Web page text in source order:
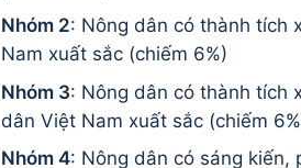
Nhóm 2: Nông dân có thành tích
Nam xuất sắc (chiếm 6%)
Nhóm 3: Nông dân có thành tích
dân Việt Nam xuất sắc (chiếm
Nhóm 4: Nông dân có sáng kiến,